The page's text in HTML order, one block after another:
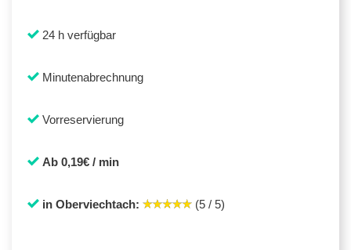
24 h verfügbar
Minutenabrechnung
Vorreservierung
Ab 0,19€ / min
in Oberviechtach: (5 / 5)